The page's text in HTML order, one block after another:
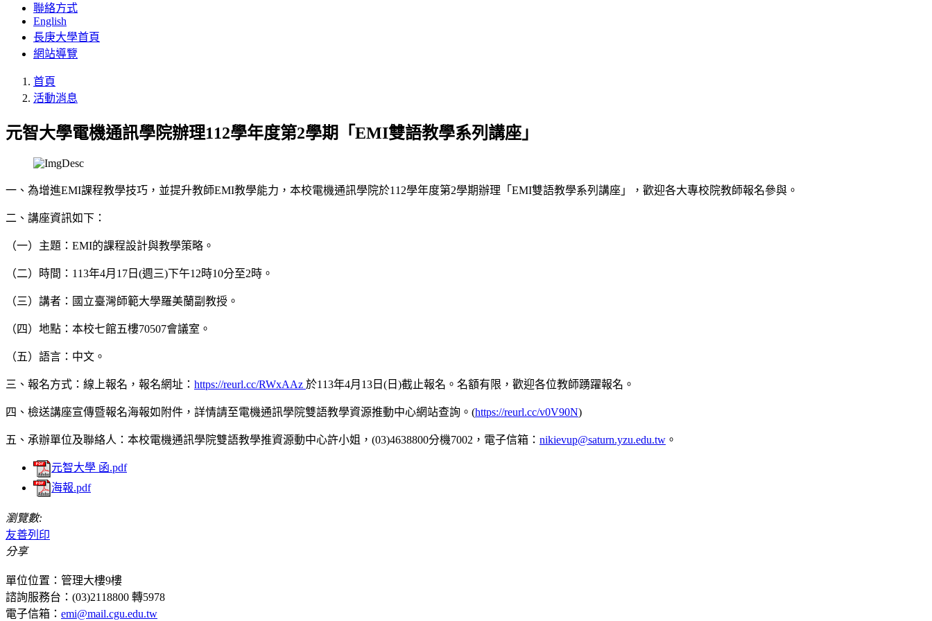
聯絡方式
English
長庚大學首頁
網站導覽
首頁
活動消息
元智大學電機通訊學院辦理112學年度第2學期「EMI雙語教學系列講座」
一、為增進EMI課程教學技巧，並提升教師EMI教學能力，本校電機通訊學院於112學年度第2學期辦理「EMI雙語教學系列講座」，歡迎各大專校院教師報名參與。
二、講座資訊如下：
（一）主題：EMI的課程設計與教學策略。
（二）時間：113年4月17日(週三)下午12時10分至2時。
（三）講者：國立臺灣師範大學羅美蘭副教授。
（四）地點：本校七館五樓70507會議室。
（五）語言：中文。
三、報名方式：線上報名，報名網址： https://reurl.cc/RWxAAz 於113年4月13日(日)截止報名。名額有限，歡迎各位教師踴躍報名。
四、檢送講座宣傳暨報名海報如附件，詳情請至電機通訊學院雙語教學資源推動中心網站查詢。(https://reurl.cc/v0V90N)
五、承辦單位及聯絡人：本校電機通訊學院雙語教學推資源動中心許小姐，(03)4638800分機7002，電子信箱： nikievup@saturn.yzu.edu.tw 。
元智大學 函.pdf
海報.pdf
瀏覽數:
友善列印
分享
單位位置：管理大樓9樓
諮詢服務台：(03)2118800 轉5978
電子信箱： emi@mail.cgu.edu.tw